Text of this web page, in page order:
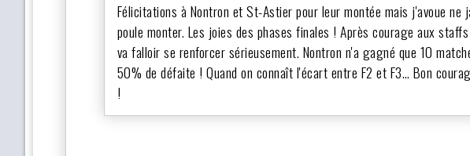
Félicitations à Nontron et St-Astier pour leur montée mais j'avoue ne
poule monter. Les joies des phases finales ! Après courage aux
va falloir se renforcer sérieusement. Nontron n'a gagné que 10
50% de défaite ! Quand on connaît l'écart entre F2 et F3… Bon
!